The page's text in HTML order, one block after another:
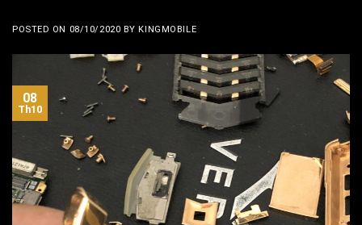
POSTED ON 08/10/2020 BYKINGMOBILE
08
Th10